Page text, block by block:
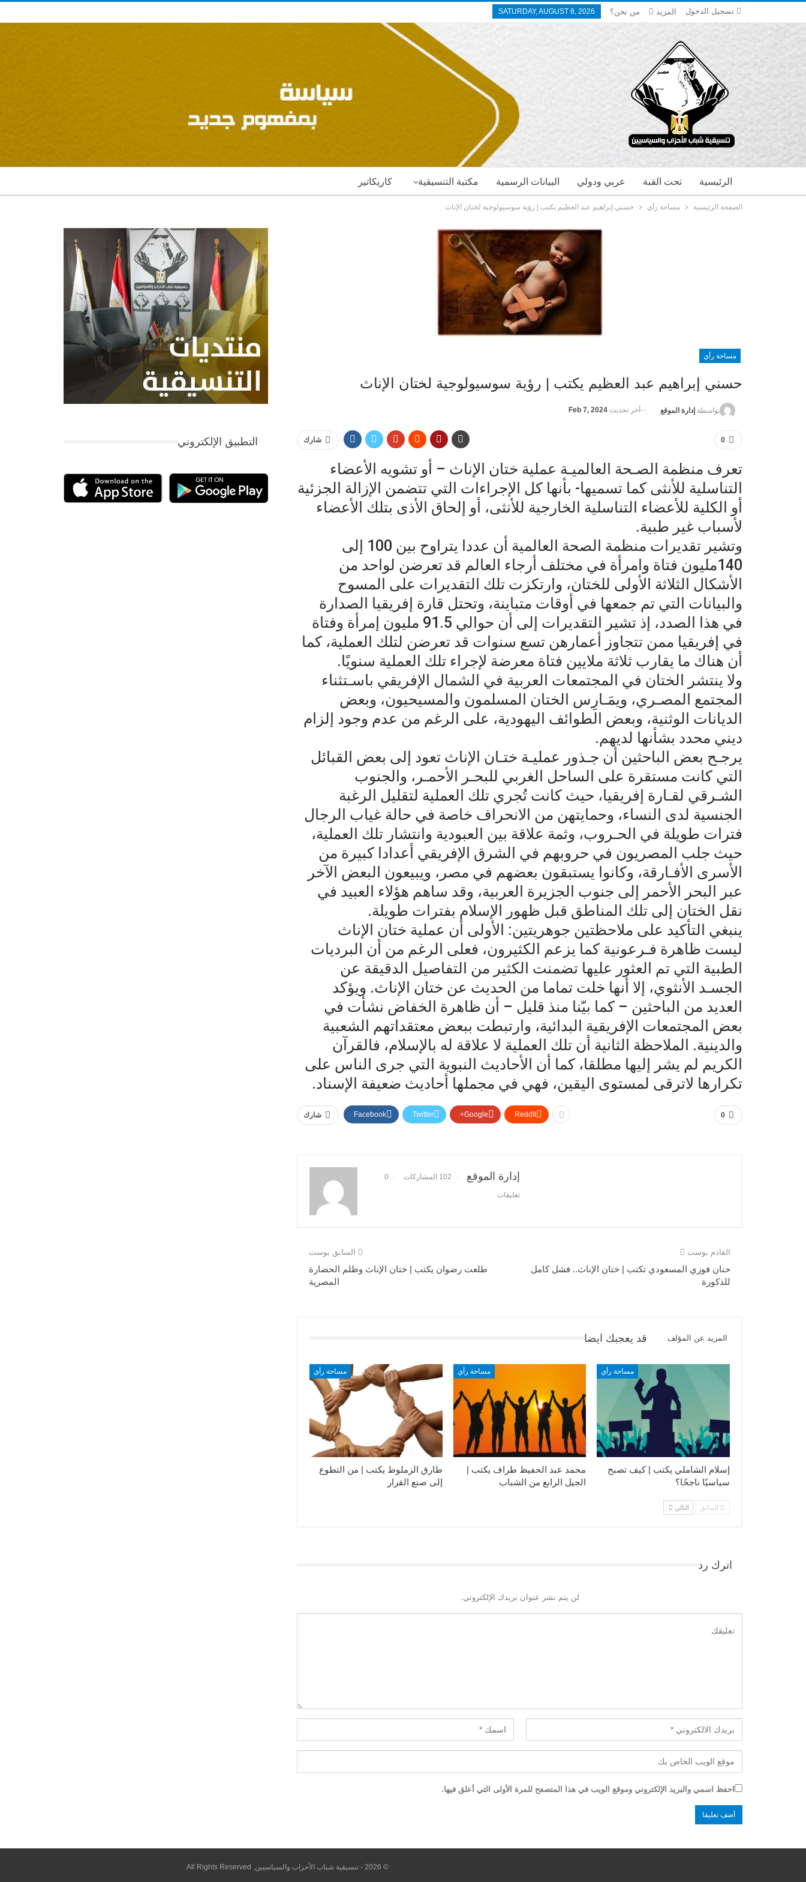
تسجيل الدخول SATURDAY, AUGUST 8, 2026 من نحن؟ المزيد
كاريكاتير مكتبة التنسيقية البيانات الرسمية عربي ودولي تحت القبة الرئيسية
الصفحة الرئيسية مساحة رأي حسني إبراهيم عبد العظيم يكتب | رؤية سوسيولوجية لختان الإناث
مساحة رأي
حسني إبراهيم عبد العظيم يكتب | رؤية سوسيولوجية لختان الإناث
بواسطة إدارة الموقع آخر تحديث Feb 7, 2024
0 شارك
تعرف منظمة الصـحة العالميـة عملية ختان الإناث – أو تشويه الأعضاء
التناسلية للأنثى كما تسميها- بأنها كل الإجراءات التي تتضمن الإزالة الجزئية
أو الكلية للأعضاء التناسلية الخارجية للأنثى، أو إلحاق الأذى بتلك الأعضاء
لأسباب غير طبية.
وتشير تقديرات منظمة الصحة العالمية أن عددا يتراوح بين 100 إلى
140مليون فتاة وامرأة في مختلف أرجاء العالم قد تعرضن لواحد من
الأشكال الثلاثة الأولى للختان، وارتكزت تلك التقديرات على المسوح
والبيانات التي تم جمعها في أوقات متباينة، وتحتل قارة إفريقيا الصدارة
في هذا الصدد، إذ تشير التقديرات إلى أن حوالي 91.5 مليون إمرأة وفتاة
في إفريقيا ممن تتجاوز أعمارهن تسع سنوات قد تعرضن لتلك العملية، كما
أن هناك ما يقارب ثلاثة ملايين فتاة معرضة لإجراء تلك العملية سنويًا.
ولا ينتشر الختان في المجتمعات العربية في الشمال الإفريقي باسـتثناء
المجتمع المصـري، ويمَـارِس الختان المسلمون والمسيحيون، وبعض
الديانات الوثنية، وبعض الطوائف اليهودية، على الرغم من عدم وجود إلزام
ديني محدد بشأنها لديهم.
يرجـح بعض الباحثين أن جـذور عمليـة ختـان الإناث تعود إلى بعض القبائل
التي كانت مستقرة على الساحل الغربي للبحـر الأحمـر، والجنوب
الشـرقي لقـارة إفريقيا، حيث كانت تُجري تلك العملية لتقليل الرغبة
الجنسية لدى النساء، وحمايتهن من الانحراف خاصة في حالة غياب الرجال
فترات طويلة في الحـروب، وثمة علاقة بين العبودية وانتشار تلك العملية،
حيث جلب المصريون في حروبهم في الشرق الإفريقي أعدادا كبيرة من
الأسرى الأفـارقة، وكانوا يستبقون بعضهم في مصر، ويبيعون البعض الآخر
عبر البحر الأحمر إلى جنوب الجزيرة العربية، وقد ساهم هؤلاء العبيد في
نقل الختان إلى تلك المناطق قبل ظهور الإسلام بفترات طويلة.
ينبغي التأكيد على ملاحظتين جوهريتين: الأولى أن عملية ختان الإناث
ليست ظاهرة فـرعونية كما يزعم الكثيرون، فعلى الرغم من أن البرديات
الطبية التي تم العثور عليها تضمنت الكثير من التفاصيل الدقيقة عن
الجسـد الأنثوي، إلا أنها خلت تماما من الحديث عن ختان الإناث. ويؤكد
العديد من الباحثين – كما بيّنا منذ قليل – أن ظاهرة الخفاض نشأت في
بعض المجتمعات الإفريقية البدائية، وارتبطت ببعض معتقداتهم الشعبية
والدينية. الملاحظة الثانية أن تلك العملية لا علاقة له بالإسلام، فالقرآن
الكريم لم يشر إليها مطلقا، كما أن الأحاديث النبوية التي جرى الناس على
تكرارها لاترقى لمستوى اليقين، فهي في مجملها أحاديث ضعيفة الإسناد.
0 شارك Facebook Twitter Google+ ReddIt
إدارة الموقع 102 المشاركات 0
تعليقات
السابق بوست
طلعت رضوان يكتب | ختان الإناث وظلم الحضارة
المصرية
القادم بوست
حنان فوزي المسعودي تكتب | ختان الإناث.. فشل كامل
للذكورة
قد يعجبك ايضا المزيد عن المؤلف
مساحة رأي
طارق الزملوط يكتب | من التطوع
إلى صنع القرار
مساحة رأي
محمد عبد الحفيظ طراف يكتب |
الجيل الرابع من الشباب
مساحة رأي
إسلام الشاملي يكتب | كيف تصبح
سياسيًا ناجحًا؟
السابق التالي
اترك رد
لن يتم نشر عنوان بريدك الإلكتروني.
احفظ اسمي والبريد الإلكتروني وموقع الويب في هذا المتصفح للمرة الأولى التي أعلق فيها.
التطبيق الإلكتروني
© 2026 - تنسيقية شباب الأحزاب والسياسيين. All Rights Reserved.